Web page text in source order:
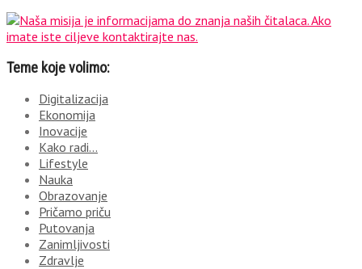
Teme koje volimo:
Digitalizacija
Ekonomija
Inovacije
Kako radi…
Lifestyle
Nauka
Obrazovanje
Pričamo priču
Putovanja
Zanimljivosti
Zdravlje